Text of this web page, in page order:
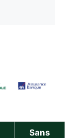
Sans